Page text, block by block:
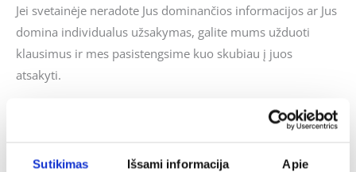
Sutikimas Išsami informacija Apie
Jei svetainėje neradote Jus dominančios informacijos ar Jus
domina individualus užsakymas, galite mums užduoti
klausimus ir mes pasistengsime kuo skubiau į juos
atsakyti.
Panašūs produktai